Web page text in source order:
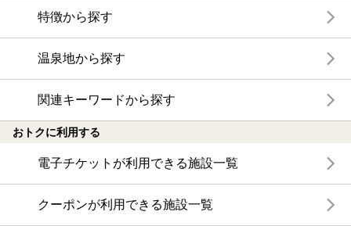
特徴から探す
温泉地から探す
関連キーワードから探す
おトクに利用する
電子チケットが利用できる施設一覧
クーポンが利用できる施設一覧